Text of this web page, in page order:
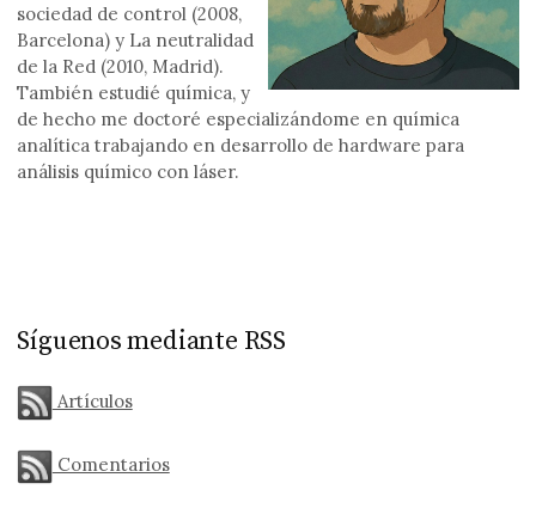
sociedad de control (2008,
Barcelona) y La neutralidad
de la Red (2010, Madrid).
También estudié química, y
de hecho me doctoré especializándome en química
analítica trabajando en desarrollo de hardware para
análisis químico con láser.
Síguenos mediante RSS
Artículos
Comentarios